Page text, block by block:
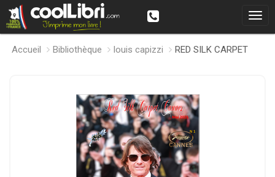
Accueil Bibliothèque louis capizzi RED SILK CARPET